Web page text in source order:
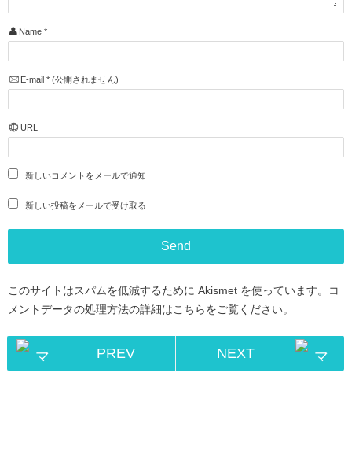
Name *
E-mail *(公開されません)
URL
新しいコメントをメールで通知
新しい投稿をメールで受け取る
このサイトはスパムを低減するために Akismet を使っています。
コ
メントデータの処理方法の詳細はこちらをご覧ください。
PREV NEXT